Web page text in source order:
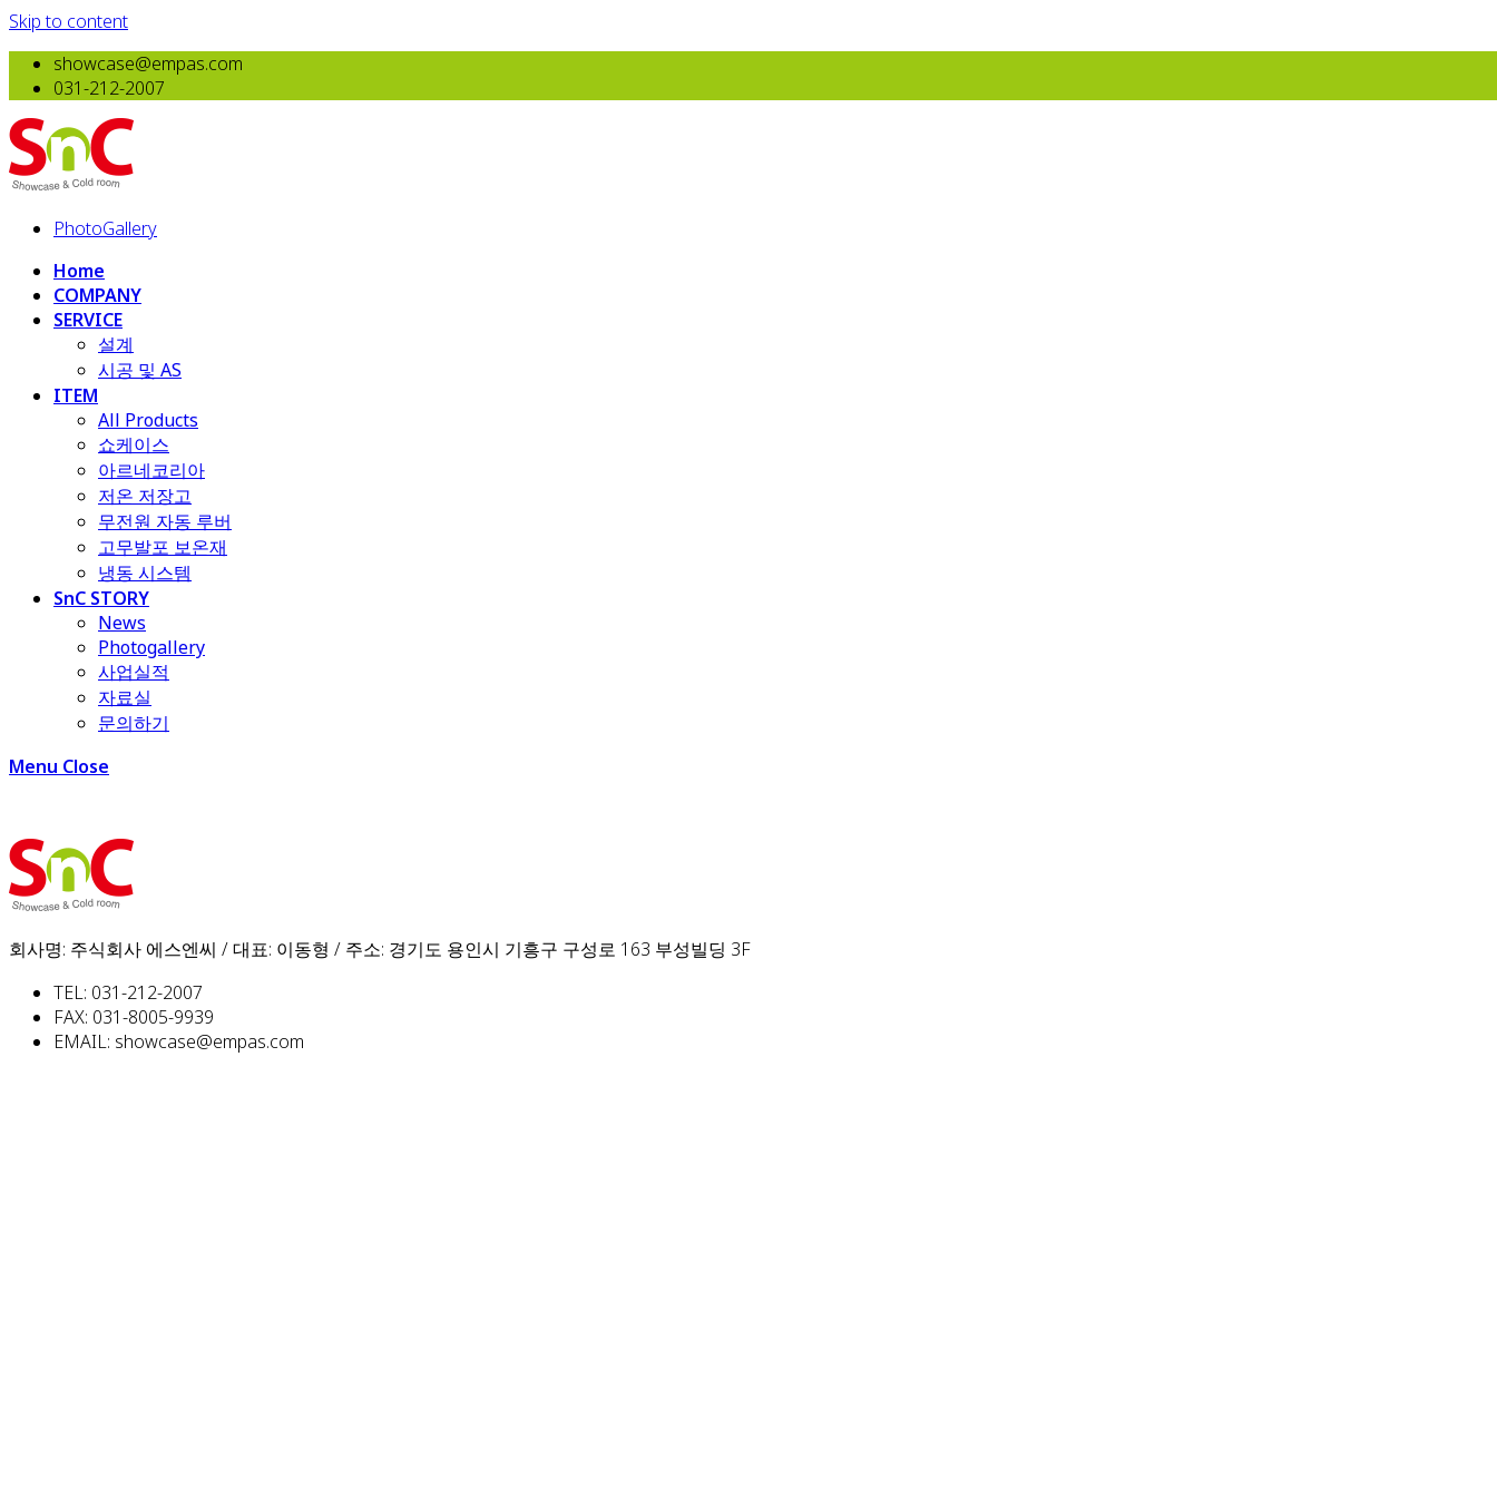
Skip to content
showcase@empas.com
031-212-2007
PhotoGallery
Home
COMPANY
SERVICE
설계
시공 및 AS
ITEM
All Products
​쇼케이스
아르네코리아
저온 저장고
무전원 자동 루버
고무발포 보온재
냉동 시스템
SnC STORY
News
Photogallery
사업실적
자료실
문의하기
Menu Close
회사명: 주식회사 에스엔씨 / 대표: 이동형 / 주소: 경기도 용인시 기흥구 구성로 163 부성빌딩 3F
TEL: 031-212-2007
FAX: 031-8005-9939
EMAIL: showcase@empas.com